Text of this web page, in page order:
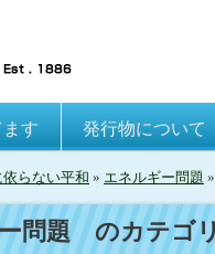
す 発行物について
らない平和 » エネルギー問題 »
問題のカテゴ